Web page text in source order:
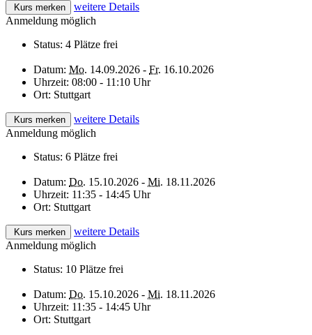
Kurs merken
weitere Details
Anmeldung möglich
Status: 4 Plätze frei
Datum: Mo. 14.09.2026 - Fr. 16.10.2026
Uhrzeit: 08:00 - 11:10 Uhr
Ort: Stuttgart
Kurs merken
weitere Details
Anmeldung möglich
Status: 6 Plätze frei
Datum: Do. 15.10.2026 - Mi. 18.11.2026
Uhrzeit: 11:35 - 14:45 Uhr
Ort: Stuttgart
Kurs merken
weitere Details
Anmeldung möglich
Status: 10 Plätze frei
Datum: Do. 15.10.2026 - Mi. 18.11.2026
Uhrzeit: 11:35 - 14:45 Uhr
Ort: Stuttgart